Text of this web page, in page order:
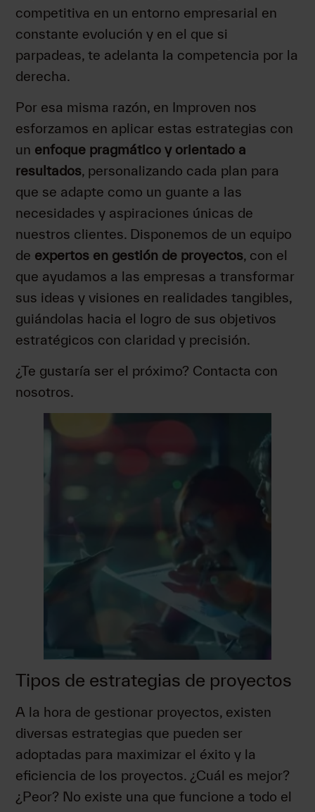
competitiva en un entorno empresarial en
constante evolución y en el que si
parpadeas, te adelanta la competencia por la
derecha.
Por esa misma razón, en Improven nos
esforzamos en aplicar estas estrategias con
un enfoque pragmático y orientado a
resultados, personalizando cada plan para
que se adapte como un guante a las
necesidades y aspiraciones únicas de
nuestros clientes. Disponemos de un equipo
de expertos en gestión de proyectos, con el
que ayudamos a las empresas a transformar
sus ideas y visiones en realidades tangibles,
guiándolas hacia el logro de sus objetivos
estratégicos con claridad y precisión.
¿Te gustaría ser el próximo? Contacta con
nosotros.
Tipos de estrategias de proyectos
A la hora de gestionar proyectos, existen
diversas estrategias que pueden ser
adoptadas para maximizar el éxito y la
eficiencia de los proyectos. ¿Cuál es mejor?
¿Peor? No existe una que funcione a todo el